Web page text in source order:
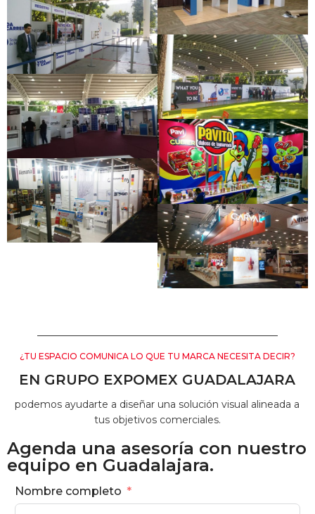
¿TU ESPACIO COMUNICA LO QUE TU MARCA NECESITA DECIR?
EN GRUPO EXPOMEX GUADALAJARA
podemos ayudarte a diseñar una solución visual alineada a
tus objetivos comerciales.
Agenda una asesoría con nuestro
equipo en Guadalajara.
Nombre completo